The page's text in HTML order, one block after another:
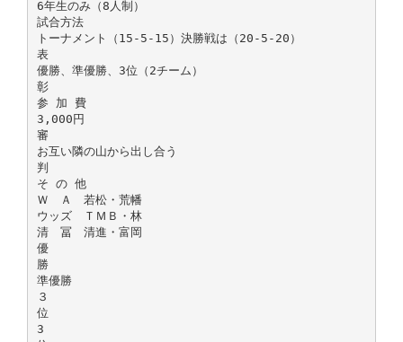
6年生のみ（8人制）
試合方法
トーナメント（15-5-15）決勝戦は（20-5-20）
表
優勝、準優勝、3位（2チーム）
彰
参 加 費
3,000円
審
お互い隣の山から出し合う
判
そ の 他
Ｗ Ａ 若松・荒幡
ウッズ ＴＭＢ・林
清 冨 清進・富岡
優
勝
準優勝
３
位
3